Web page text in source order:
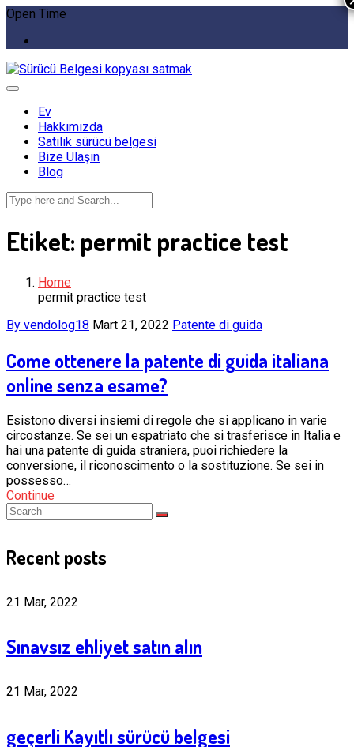
Open Time
Ev
Hakkımızda
Satılık sürücü belgesi
Bize Ulaşın
Blog
Etiket: permit practice test
Home
permit practice test
By vendolog18 Mart 21, 2022 Patente di guida
Come ottenere la patente di guida italiana
online senza esame?
Esistono diversi insiemi di regole che si applicano in varie
circostanze. Se sei un espatriato che si trasferisce in Italia e
hai una patente di guida straniera, puoi richiedere la
conversione, il riconoscimento o la sostituzione. Se sei in
possesso…
Continue
Recent posts
21 Mar, 2022
Sınavsız ehliyet satın alın
21 Mar, 2022
geçerli Kayıtlı sürücü belgesi